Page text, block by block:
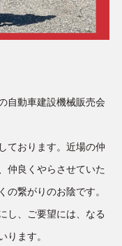
自動車建設機械販売会
ております。近場の仲
仲良くやらさせていた
の繋がりのお陰です。
し、ご要望には、なる
ります。